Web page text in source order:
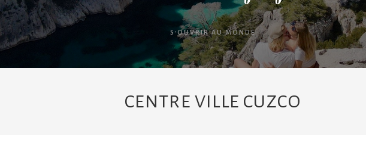
S'OUVRIR AU MONDE
CENTRE VILLE CUZCO